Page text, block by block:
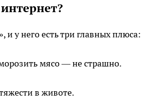
у него есть три главных плюса:
мясо — не страшно.
в животе.